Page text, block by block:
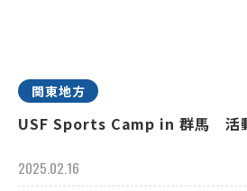
関東地方
USF Sports Camp in 群馬 活
2025.02.16